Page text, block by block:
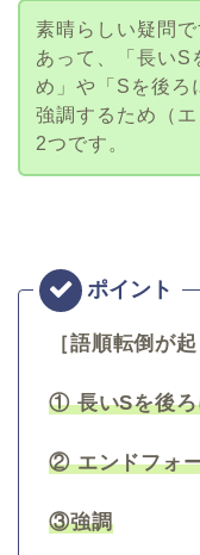
素晴らしい疑問
あって、「長いS
め」や「Sを後ろ
強調するため（
2つです。
［語順転倒が
① 長いSを後ろ
② エンドフォ
③強調